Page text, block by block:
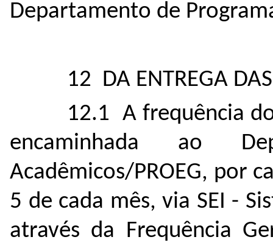
Departamento de
12 DA ENTREGA
12.1 A frequência
encaminhada ao
Acadêmicos/PROEG, por
5 de cada mês, via SEI -
através da Frequência